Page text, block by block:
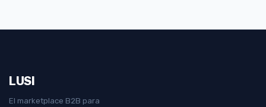
LUSI
El marketplace B2B para